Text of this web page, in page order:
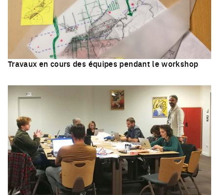
Travaux en cours des équipes pendant le workshop